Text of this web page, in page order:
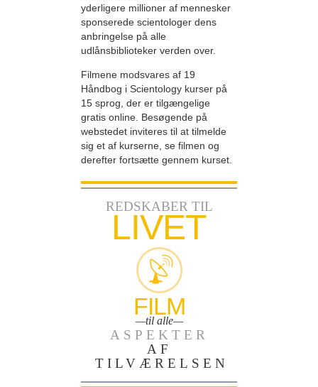
yderligere millioner af mennesker
sponserede scientologer dens
anbringelse på alle
udlånsbiblioteker verden over.
Filmene modsvares af 19
Håndbog i Scientology kurser på
15 sprog, der er tilgængelige
gratis online. Besøgende på
webstedet inviteres til at tilmelde
sig et af kurserne, se filmen og
derefter fortsætte gennem kurset.
REDSKABER TIL
LIVET
FILM
—til alle—
ASPEKTER
AF
TILVÆRELSEN